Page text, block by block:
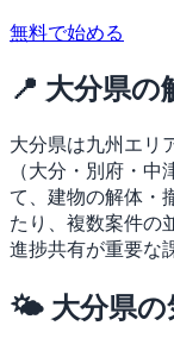
無料で始める
📍 大分県の
大分県は九州エリ
（大分・別府・中
て、建物の解体・
たり、複数案件の
進捗共有が重要な
🌤 大分県の